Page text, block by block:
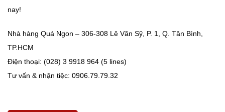
nay!
Nhà hàng Quá Ngon – 306-308 Lê Văn Sỹ, P. 1, Q. Tân Bình,
TP.HCM
Điện thoại: (028) 3 9918 964 (5 lines)
Tư vấn & nhận tiệc: 0906.79.79.32